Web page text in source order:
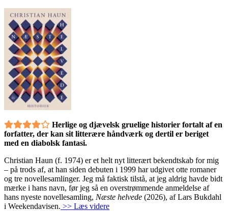
Herlige og djævelsk gruelige historier fortalt af en
forfatter, der kan sit litterære håndværk og dertil er beriget
med en diabolsk fantasi.
Christian Haun (f. 1974) er et helt nyt litterært bekendtskab for mig
– på trods af, at han siden debuten i 1999 har udgivet otte romaner
og tre novellesamlinger. Jeg må faktisk tilstå, at jeg aldrig havde bidt
mærke i hans navn, før jeg så en overstrømmende anmeldelse af
hans nyeste novellesamling, Næste helvede (2026), af Lars Bukdahl
i Weekendavisen. >> Læs videre